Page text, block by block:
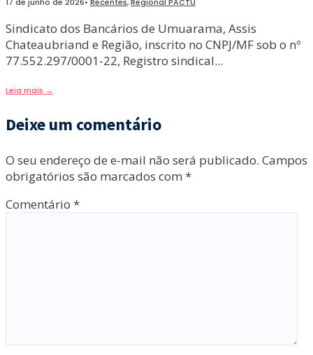
17 de junho de 2026• Recentes,Regional PACTU
Sindicato dos Bancários de Umuarama, Assis
Chateaubriand e Região, inscrito no CNPJ/MF sob o nº
77.552.297/0001-22, Registro sindical...
Leia mais →
Deixe um comentário
O seu endereço de e-mail não será publicado. Campos
obrigatórios são marcados com *
Comentário *